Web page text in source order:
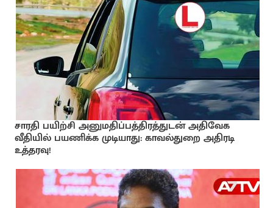
சாரதி பயிற்சி அனுமதிப்பத்திரத்துடன் அதிவேக
வீதியில் பயணிக்க முடியாது: காவல்துறை அதிரடி
உத்தரவு!